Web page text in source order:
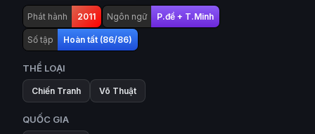
Phát hành 2011 Ngôn ngữ P.đề + T.Minh
Số tập Hoàn tất (86/86)
THỂ LOẠI
Chiến Tranh Võ Thuật
QUỐC GIA